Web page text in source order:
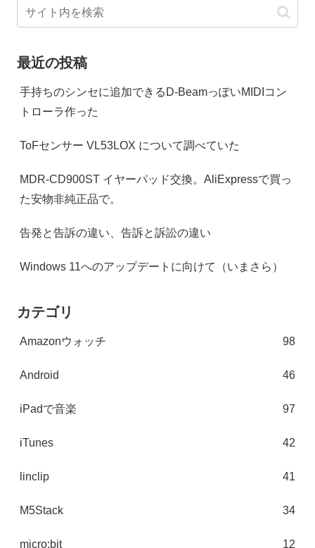
最近の投稿
手持ちのシンセに追加できるD-BeamっぽいMIDIコン
トローラ作った
ToFセンサー VL53LOX について調べていた
MDR-CD900ST イヤーパッド交換。AliExpressで買っ
た安物非純正品で。
告発と告訴の違い、告訴と訴訟の違い
Windows 11へのアップデートに向けて（いまさら）
カテゴリ
Amazonウォッチ 98
Android 46
iPadで音楽 97
iTunes 42
linclip 41
M5Stack 34
micro:bit 12